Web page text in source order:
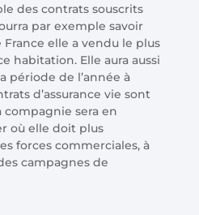
des contrats souscrits
par exemple savoir
elle a vendu le plus
habitation. Elle aura aussi
période de l’année à
d’assurance vie sont
compagnie sera en
où elle doit plus
forces commerciales, à
campagnes de